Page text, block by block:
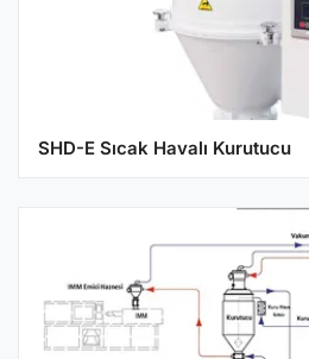
SHD-E Sıcak Havalı Kurutucu